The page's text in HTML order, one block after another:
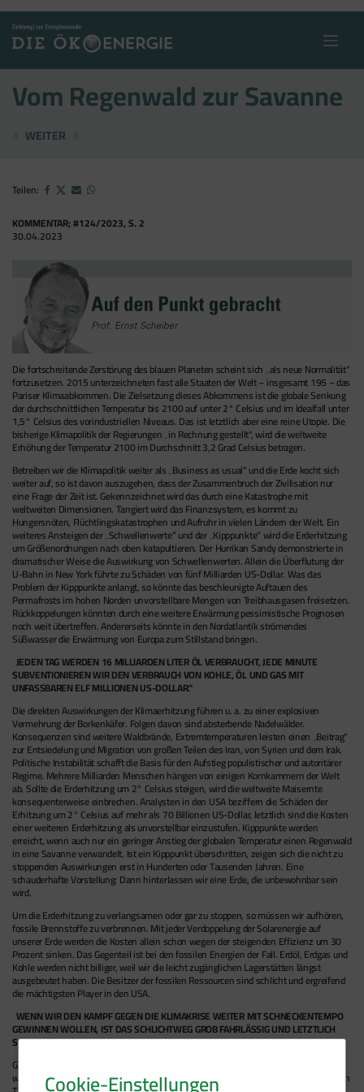
content
Vom Regenwald zur Savanne
(FAST) SCHMERZLOSER EINGRIFF
WEITER
Teilen:
KOMMENTAR; #124/2023, S. 2
30.04.2023
Die fortschreitende Zerstörung des blauen Planeten scheint sich „als neue Normalität“
fortzusetzen. 2015 unterzeichneten fast alle Staaten der Welt – insgesamt 195 – das
Pariser Klimaabkommen. Die Zielsetzung dieses Abkommens ist die globale Senkung
der durchschnittlichen Temperatur bis 2100 auf unter 2° Celsius und im Idealfall unter
1,5° Celsius des vorindustriellen Niveaus. Das ist letztlich aber eine reine Utopie. Die
bisherige Klimapolitik der Regierungen „in Rechnung gestellt“, wird die weltweite
Erhöhung der Temperatur 2100 im Durchschnitt 3,2 Grad Celsius betragen.
Betreiben wir die Klimapolitik weiter als „Business as usual“ und die Erde kocht sich
weiter auf, so ist davon auszugehen, dass der Zusammenbruch der Zivilisation nur
eine Frage der Zeit ist. Gekennzeichnet wird das durch eine Katastrophe mit
weltweiten Dimensionen. Tangiert wird das Finanzsystem, es kommt zu
Hungersnöten, Flüchtlingskatastrophen und Aufruhr in vielen Ländern der Welt. Ein
weiteres Ansteigen der „Schwellenwerte“ und der „Kipppunkte“ wird die Erderhitzung
um Größenordnungen nach oben katapultieren. Der Hurrikan Sandy demonstrierte in
dramatischer Weise die Auswirkung von Schwellenwerten. Allein die Überflutung der
U-Bahn in New York führte zu Schäden von fünf Milliarden US-Dollar. Was das
Problem der Kipppunkte anlangt, so könnte das beschleunigte Auftauen des
Permafrosts im hohen Norden unvorstellbare Mengen von Treibhausgasen freisetzen.
Rückkoppelungen könnten durch eine weitere Erwärmung pessimistische Prognosen
noch weit übertreffen. Andererseits könnte in den Nordatlantik strömendes
Süßwasser die Erwärmung von Europa zum Stillstand bringen.
„JEDEN TAG WERDEN 16 MILLIARDEN LITER ÖL VERBRAUCHT, JEDE MINUTE
SUBVENTIONIEREN WIR DEN VERBRAUCH VON KOHLE, ÖL UND GAS MIT
UNFASSBAREN ELF MILLIONEN US-DOLLAR.“
Die direkten Auswirkungen der Klimaerhitzung führen u. a. zu einer explosiven
Vermehrung der Borkenkäfer. Folgen davon sind absterbende Nadelwälder.
Konsequenzen sind weitere Waldbrände, Extremtemperaturen leisten einen „Beitrag“
zur Entsiedelung und Migration von großen Teilen des Iran, von Syrien und dem Irak.
Politische Instabilität schafft die Basis für den Aufstieg populistischer und autoritärer
Regime. Mehrere Milliarden Menschen hängen von einigen Kornkammern der Welt
ab. Sollte die Erderhitzung um 2° Celsius steigen, wird die weltweite Maisernte
konsequenterweise einbrechen. Analysten in den USA beziffern die Schäden der
Erhitzung um 2° Celsius auf mehr als 70 Billionen US-Dollar, letztlich sind die Kosten
einer weiteren Erderhitzung als unvorstellbar einzustufen. Kipppunkte werden
erreicht, wenn auch nur ein geringer Anstieg der globalen Temperatur einen Regenwald
in eine Savanne verwandelt. Ist ein Kipppunkt überschritten, zeigen sich die nicht zu
stoppenden Auswirkungen erst in Hunderten oder Tausenden Jahren. Eine
schauderhafte Vorstellung: Dann hinterlassen wir eine Erde, die unbewohnbar sein
wird.
Um die Erderhitzung zu verlangsamen oder gar zu stoppen, so müssen wir aufhören,
fossile Brennstoffe zu verbrennen. Mit jeder Verdoppelung der Solarenergie auf
unserer Erde werden die Kosten allein schon wegen der steigenden Effizienz um 30
Prozent sinken. Das Gegenteil ist bei den fossilen Energien der Fall. Erdöl, Erdgas und
Kohle werden nicht billiger, weil wir die leicht zugänglichen Lagerstätten längst
ausgebeutet haben. Die Besitzer der fossilen Ressourcen sind schlicht und ergreifend
die mächtigsten Player in den USA.
„WENN WIR DEN KAMPF GEGEN DIE KLIMAKRISE WEITER MIT SCHNECKENTEMPO
GEWINNEN WOLLEN, IST DAS SCHLICHTWEG GROB FAHRLÄSSIG UND LETZTLICH
SINNLOS.“
Geradezu ungeheuerlich ist die Umweltverpestung durch die Fossilenergie, wenn
weltweit jährlich acht Millionen Tonnen Plastikmüll in das Meer gekippt werden. Jeden
Cookie-Einstellungen